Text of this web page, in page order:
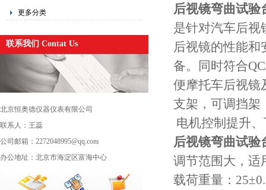
更多分类
联系我们 Contat Us
北京恒奥德仪器仪表有限公司
联系人：王蕊
公司邮箱：2272048995@qq.com
办公地址：北京市海淀区富海中心
后视镜弯曲试验
是针对汽车后视
后视镜的性能
备。同时符合
便摩托车后视镜
支架，可调挡架
电机控制提升
后视镜弯曲试验
调节范围大，适
载荷重量： 25±